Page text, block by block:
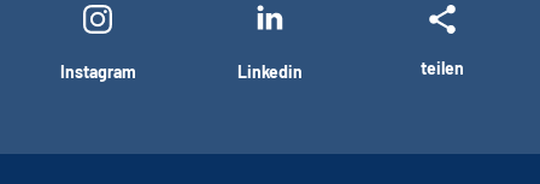
Instagram Linkedin teilen